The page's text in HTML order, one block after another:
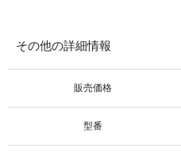
その他の詳細情報
販売価格
型番